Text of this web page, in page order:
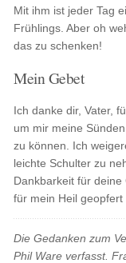
Mit ihm ist jeder Tag
Frühlings. Aber oh
das zu schenken!
Mein Gebet
Ich danke dir, Vater,
um mir meine
zu können. Ich
leichte Schulter zu
Dankbarkeit für
für mein Heil geopfert
Die Gedanken zum
Phil Ware verfasst.